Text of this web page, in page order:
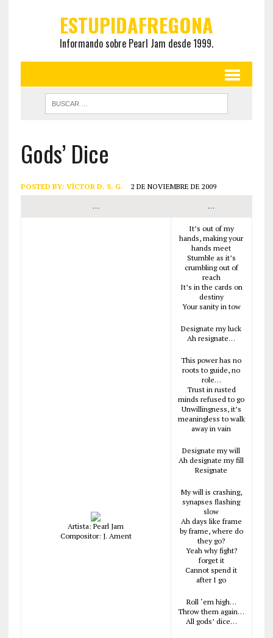
ESTUPIDAFREGONA
Informando sobre Pearl Jam desde 1999.
Gods’ Dice
POSTED BY: VÍCTOR D. S. G. 2 DE NOVIEMBRE DE 2009
… …
Artista: Pearl Jam
Compositor: J. Ament
It’s out of my
hands, making your
hands meet
Stumble as it’s
crumbling out of
reach
It’s in the cards on
destiny
Your sanity in tow
Designate my luck
Ah resignate…
This power has no
roots to guide, no
role…
Trust in rusted
minds refused to go
Unwillingness, it’s
meaningless to walk
away in vain
Designate my will
Ah designate my fill
Resignate
My will is crashing,
synapses flashing
slow
Ah days like frame
by frame, where do
they go?
Yeah why fight?
forget it
Cannot spend it
after I go
Roll ‘em high…
Throw them again…
All gods’ dice…